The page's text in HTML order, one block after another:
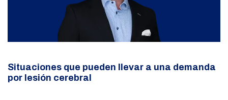
Situaciones que pueden llevar a una demanda
por lesión cerebral